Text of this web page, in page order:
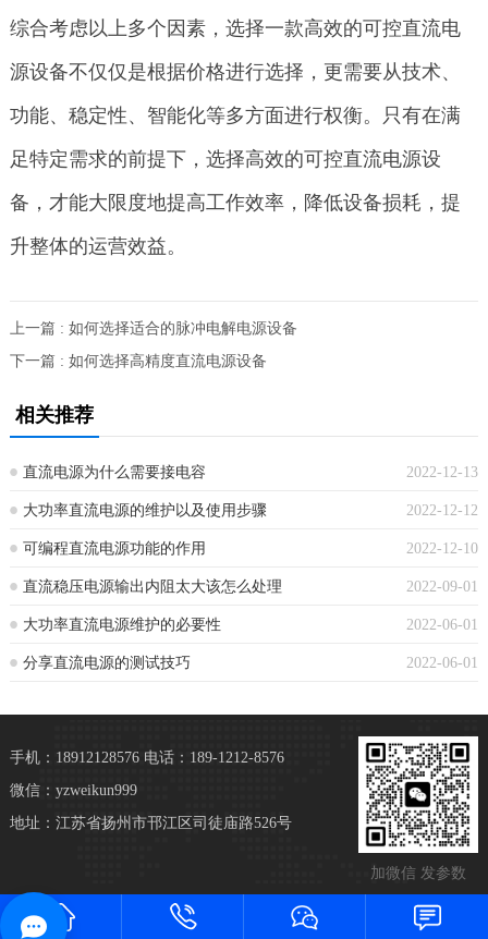
综合考虑以上多个因素，选择一款高效的可控直流电
源设备不仅仅是根据价格进行选择，更需要从技术、
功能、稳定性、智能化等多方面进行权衡。只有在满
足特定需求的前提下，选择高效的可控直流电源设
备，才能大限度地提高工作效率，降低设备损耗，提
升整体的运营效益。
上一篇 : 如何选择适合的脉冲电解电源设备
下一篇 : 如何选择高精度直流电源设备
相关推荐
2022-12-13
直流电源为什么需要接电容
2022-12-12
大功率直流电源的维护以及使用步骤
2022-12-10
可编程直流电源功能的作用
2022-09-01
直流稳压电源输出内阻太大该怎么处理
2022-06-01
大功率直流电源维护的必要性
2022-06-01
分享直流电源的测试技巧
加微信 发参数
手机：18912128576 电话：189-1212-8576
微信：yzweikun999
地址：江苏省扬州市邗江区司徒庙路526号